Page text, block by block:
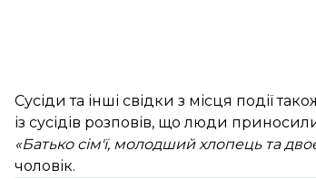
Сусіди та інші свідки з місця події
із сусідів розповів, що люди
«Батько сім'ї, молодший хлопець та
чоловік.